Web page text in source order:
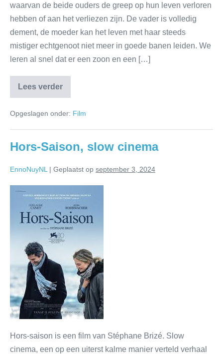
waarvan de beide ouders de greep op hun leven verloren
hebben of aan het verliezen zijn. De vader is volledig
dement, de moeder kan het leven met haar steeds
mistiger echtgenoot niet meer in goede banen leiden. We
leren al snel dat er een zoon en een […]
Lees verder
Opgeslagen onder: Film
Hors-Saison, slow cinema
EnnoNuyNL | Geplaatst op september 3, 2024
Hors-saison is een film van Stéphane Brizé. Slow
cinema, een op een uiterst kalme manier verteld verhaal